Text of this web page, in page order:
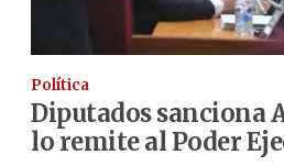
Política
Diputados sanciona
lo remite al Poder